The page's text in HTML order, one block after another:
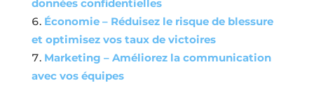
données confidentielles
Économie – Réduisez le risque de blessure
et optimisez vos taux de victoires
Marketing – Améliorez la communication
avec vos équipes